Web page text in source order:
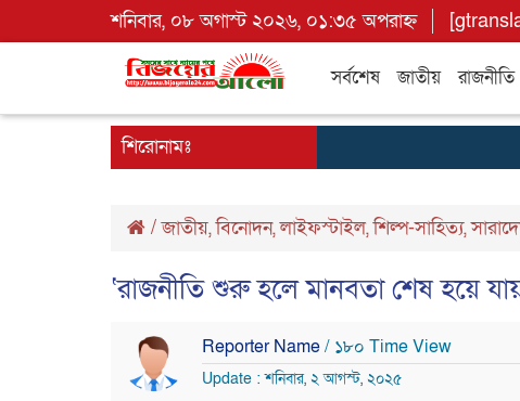
শনিবার, ০৮ অগাস্ট ২০২৬, ০১:৩৫ অপরাহ্ন
সর্বশেষ জাতীয় রাজনীতি
শিরোনামঃ
/জাতীয়,বিনোদন,লাইফস্টাইল,শিল্প-সাহিত্য,
‘রাজনীতি শুরু হলে মানবতা শেষ হয়ে
Reporter Name/ ১৮০ Time View
Update : শনিবার, ২ আগস্ট, ২০২৫